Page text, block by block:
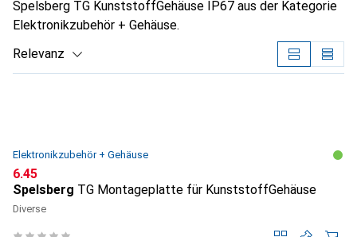
Spelsberg TG KunststoffGehäuse IP67 aus der Kategorie
Elektronikzubehör + Gehäuse.
Relevanz
Elektronikzubehör + Gehäuse
CHF
6.45
Spelsberg TG Montageplatte für KunststoffGehäuse
Diverse